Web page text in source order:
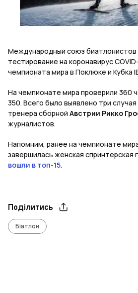
Международный союз биатлонистов
тестирование на коронавирус
чемпионата мира в Поклюке и Кубка
На чемпионате мира проверили 360
350. Всего было выявлено три
тренера сборной Австрии Рикко
журналистов.
Напомним, ранее на чемпионате
завершилась женская спринтерская
вошли в топ-15.
Поділитись
Біатлон